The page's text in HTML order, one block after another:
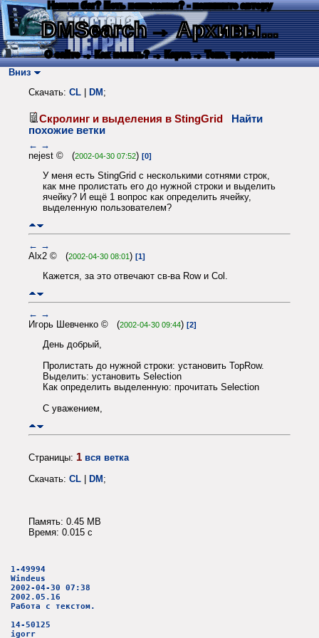
Нашли баг? Есть пожелания? - напишите автору
DMSearch→ Архивы...
О сайте → Как искать? → Карта → Текс. протокол
Вниз
Скачать: CL DM ;
Скролинг и выделения в StingGrid
Найти
похожие ветки
← →
nejest © (2002-04-30 07:52) [0]
У меня есть StingGrid с несколькими сотнями строк,
как мне пролистать его до нужной строки и выделить
ячейку? И ещё 1 вопрос как определить ячейку,
выделенную пользователем?
← →
Alx2 © (2002-04-30 08:01) [1]
Кажется, за это отвечают св-ва Row и Col.
← →
Игорь Шевченко © (2002-04-30 09:44) [2]
День добрый,
Пролистать до нужной строки: установить TopRow.
Выделить: установить Selection
Как определить выделенную: прочитать Selection
С уважением,
Страницы: 1 вся ветка
Скачать: CL | DM;
Память: 0.45 MB
Время: 0.015 c
1-49994
Windeus
2002-04-30 07:38
2002.05.16
Работа с текстом.
14-50125
igorr